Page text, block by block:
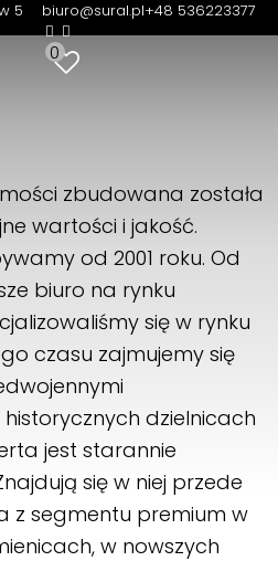
5
biuro@sural.pl+48 536223377
0
zbudowana została
wartości i jakość.
od 2001 roku. Od
biuro na rynku
się w rynku
czasu zajmujemy się
dzielnicach
jest starannie
się w niej przede
z segmentu premium w
w nowszych